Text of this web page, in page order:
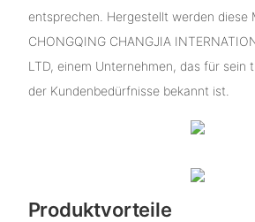
entsprechen. Hergestellt werden diese
CHONGQING CHANGJIA
LTD, einem Unternehmen, das für sein
der Kundenbedürfnisse bekannt ist.
Produktvorteile